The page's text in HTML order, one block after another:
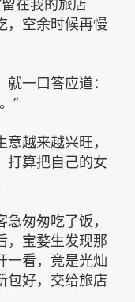
在我的旅店
，空余时候再慢
一口答应道：
”
越来越兴旺，
打算把自己的女
匆匆吃了饭，
，宝婺生发现那
一看，竟是光灿
包好，交给旅店